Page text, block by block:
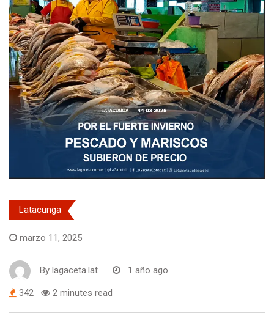
Latacunga
marzo 11, 2025
By lagaceta.lat 1 año ago
342 2 minutes read